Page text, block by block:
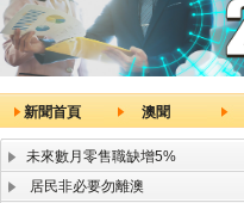
新聞首頁 澳聞
未來數月零售職缺增5%
居民非必要勿離澳